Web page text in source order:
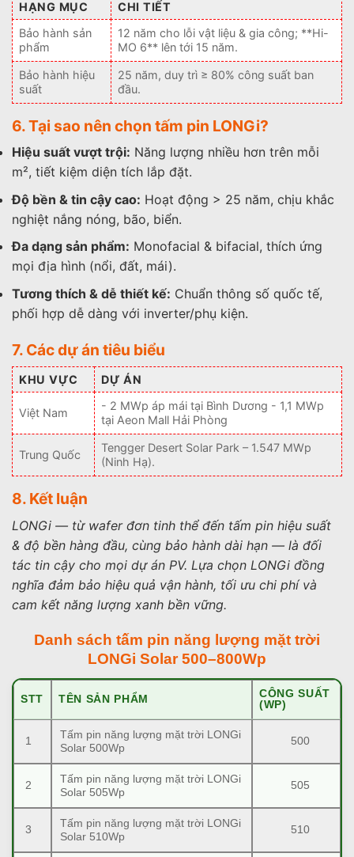
HẠNG MỤC
CHI TIẾT
Bảo hành sản
phẩm
12 năm cho lỗi vật liệu & gia công; **Hi-
MO 6** lên tới 15 năm.
Bảo hành hiệu
suất
25 năm, duy trì ≥ 80% công suất ban
đầu.
6. Tại sao nên chọn tấm pin LONGi?
Hiệu suất vượt trội: Năng lượng nhiều hơn trên mỗi
m², tiết kiệm diện tích lắp đặt.
Độ bền & tin cậy cao: Hoạt động > 25 năm, chịu khắc
nghiệt nắng nóng, bão, biển.
Đa dạng sản phẩm: Monofacial & bifacial, thích ứng
mọi địa hình (nổi, đất, mái).
Tương thích & dễ thiết kế: Chuẩn thông số quốc tế,
phối hợp dễ dàng với inverter/phụ kiện.
7. Các dự án tiêu biểu
KHU VỰC DỰ ÁN
Việt Nam
- 2 MWp áp mái tại Bình Dương - 1,1 MWp
tại Aeon Mall Hải Phòng
Trung Quốc
Tengger Desert Solar Park – 1.547 MWp
(Ninh Hạ).
8. Kết luận
LONGi — từ wafer đơn tinh thể đến tấm pin hiệu suất
& độ bền hàng đầu, cùng bảo hành dài hạn — là đối
tác tin cậy cho mọi dự án PV. Lựa chọn LONGi đồng
nghĩa đảm bảo hiệu quả vận hành, tối ưu chi phí và
cam kết năng lượng xanh bền vững.
Danh sách tấm pin năng lượng mặt trời
LONGi Solar 500–800Wp
STT TÊN SẢN PHẨM
CÔNG SUẤT
(WP)
1
Tấm pin năng lượng mặt trời LONGi
Solar 500Wp
500
2
Tấm pin năng lượng mặt trời LONGi
Solar 505Wp
505
3
Tấm pin năng lượng mặt trời LONGi
Solar 510Wp
510